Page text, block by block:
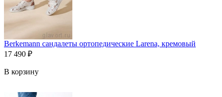
Berkemann сандалеты ортопедические Larena, кремовый
17 490 ₽
В корзину